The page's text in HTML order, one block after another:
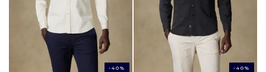
-40% -40%